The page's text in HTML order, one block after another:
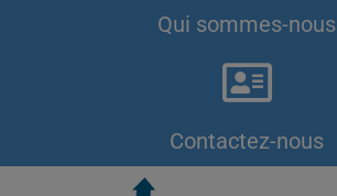
Qui sommes-nous
Contactez-nous